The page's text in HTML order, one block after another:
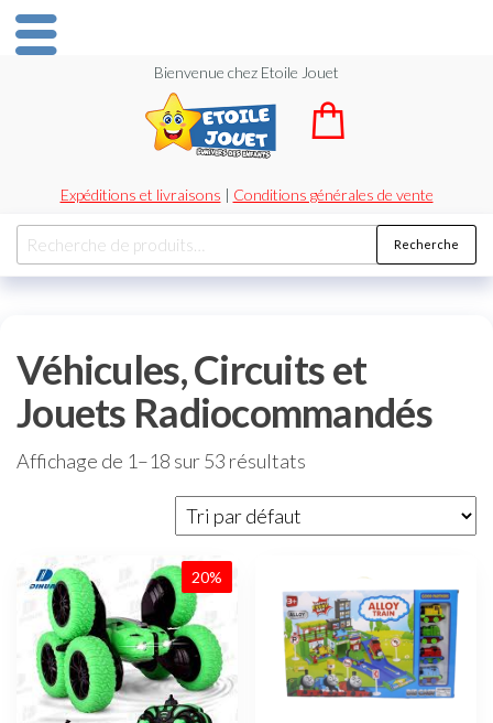
Bienvenue chez Etoile Jouet
Expéditions et livraisons | Conditions générales de vente
Recherche
Véhicules, Circuits et
Jouets Radiocommandés
Affichage de 1–18 sur 53 résultats
20%